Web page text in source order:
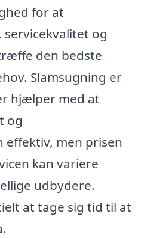
for at
servicekvalitet og
den bedste
Slamsugning er
hjælper med at
og
men prisen
kan variere
udbydere.
at tage sig tid til at